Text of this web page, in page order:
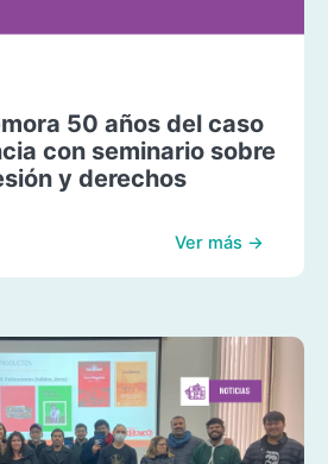
50 años del caso
con seminario sobre
y derechos
Ver más →